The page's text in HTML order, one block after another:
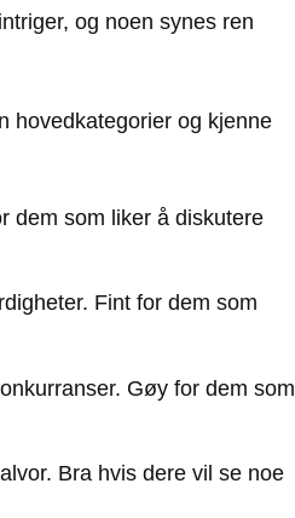
og noen synes ren
hovedkategorier og kjenne
dem som liker å diskutere
Fint for dem som
Gøy for dem som
Bra hvis dere vil se noe